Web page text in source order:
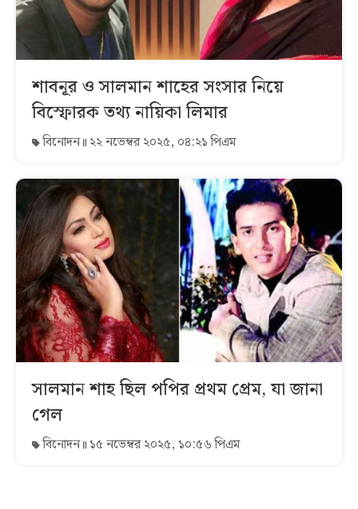
শাবনূর ও সালমান শাহের সংসার নিয়ে
বিস্ফোরক তথ্য নায়িকা লিমার
বিনোদন ২২ নভেম্বর ২০২৫, ০৪:২১ পিএম
সালমান শাহ ছিল পপির প্রথম প্রেম, যা জানা
গেল
বিনোদন ১৫ নভেম্বর ২০২৫, ১০:৫৬ পিএম